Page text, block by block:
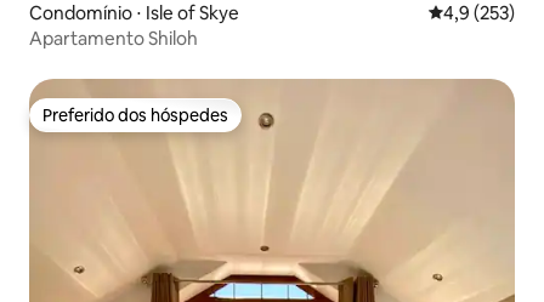
Condomínio ⋅ Isle of Skye 4,9 de uma
4,9 (253)
Apartamento Shiloh
Preferido dos hóspedes
Preferido dos hóspedes